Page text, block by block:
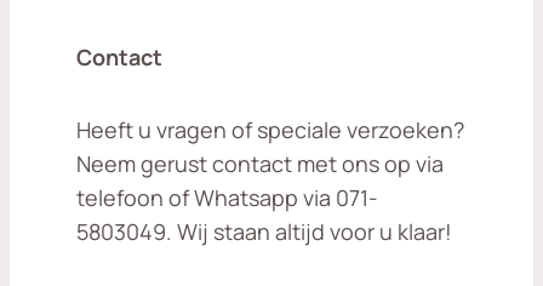
Contact
Heeft u vragen of speciale verzoeken?
Neem gerust contact met ons op via
telefoon of Whatsapp via 071-
5803049. Wij staan altijd voor u klaar!